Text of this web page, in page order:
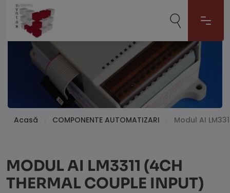
Acasă COMPONENTE AUTOMATIZARI Modul AI
MODUL AI LM3311 (4CH
THERMAL COUPLE INPUT)